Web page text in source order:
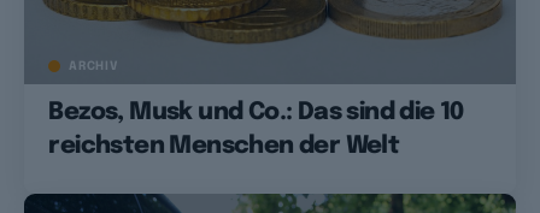
ARCHIV
Bezos, Musk und Co.: Das sind die 10
reichsten Menschen der Welt